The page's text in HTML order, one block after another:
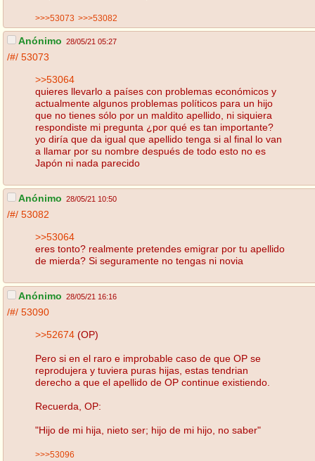
>>>53073 >>>53082
Anónimo 28/05/21 05:27
/#/ 53073
>>53064
quieres llevarlo a países con problemas económicos y
actualmente algunos problemas políticos para un hijo
que no tienes sólo por un maldito apellido, ni siquiera
respondiste mi pregunta ¿por qué es tan importante?
yo diría que da igual que apellido tenga si al final lo van
a llamar por su nombre después de todo esto no es
Japón ni nada parecido
Anónimo 28/05/21 10:50
/#/ 53082
>>53064
eres tonto? realmente pretendes emigrar por tu apellido
de mierda? Si seguramente no tengas ni novia
Anónimo 28/05/21 16:16
/#/ 53090
>>52674 (OP)
Pero si en el raro e improbable caso de que OP se
reprodujera y tuviera puras hijas, estas tendrian
derecho a que el apellido de OP continue existiendo.
Recuerda, OP:
"Hijo de mi hija, nieto ser; hijo de mi hijo, no saber"
>>>53096